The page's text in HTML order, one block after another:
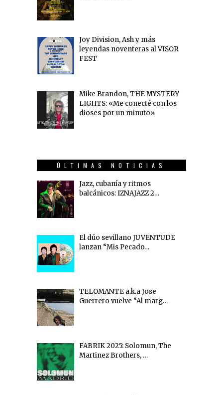
Joy Division, Ash y más
leyendas noventeras al VISOR
FEST
Mike Brandon, THE MYSTERY
LIGHTS: «Me conecté con los
dioses por un minuto»
ÚLTIMAS NOTICIAS
Jazz, cubanía y ritmos
balcánicos: IZNAJAZZ 2…
El dúo sevillano JUVENTUDE
lanzan “Mis Pecado…
TELOMANTE a.k.a Jose
Guerrero vuelve “Al marg…
FABRIK 2025: Solomun, The
Martinez Brothers, …